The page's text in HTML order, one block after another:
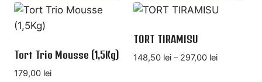
alese
pagina
produsului.
Tort Trio Mousse (1,5Kg)
179,00 lei
TORT TIRAMISU
148,50 lei – 297,00 leiInterval